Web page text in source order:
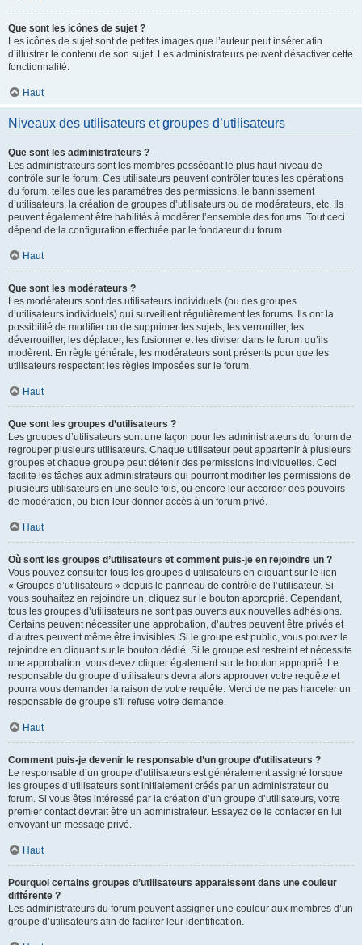
Que sont les icônes de sujet ?
Les icônes de sujet sont de petites images que l’auteur peut insérer afin
d’illustrer le contenu de son sujet. Les administrateurs peuvent désactiver cette
fonctionnalité.
Haut
Niveaux des utilisateurs et groupes d’utilisateurs
Que sont les administrateurs ?
Les administrateurs sont les membres possédant le plus haut niveau de
contrôle sur le forum. Ces utilisateurs peuvent contrôler toutes les opérations
du forum, telles que les paramètres des permissions, le bannissement
d’utilisateurs, la création de groupes d’utilisateurs ou de modérateurs, etc. Ils
peuvent également être habilités à modérer l’ensemble des forums. Tout ceci
dépend de la configuration effectuée par le fondateur du forum.
Haut
Que sont les modérateurs ?
Les modérateurs sont des utilisateurs individuels (ou des groupes
d’utilisateurs individuels) qui surveillent régulièrement les forums. Ils ont la
possibilité de modifier ou de supprimer les sujets, les verrouiller, les
déverrouiller, les déplacer, les fusionner et les diviser dans le forum qu’ils
modèrent. En règle générale, les modérateurs sont présents pour que les
utilisateurs respectent les règles imposées sur le forum.
Haut
Que sont les groupes d’utilisateurs ?
Les groupes d’utilisateurs sont une façon pour les administrateurs du forum de
regrouper plusieurs utilisateurs. Chaque utilisateur peut appartenir à plusieurs
groupes et chaque groupe peut détenir des permissions individuelles. Ceci
facilite les tâches aux administrateurs qui pourront modifier les permissions de
plusieurs utilisateurs en une seule fois, ou encore leur accorder des pouvoirs
de modération, ou bien leur donner accès à un forum privé.
Haut
Où sont les groupes d’utilisateurs et comment puis-je en rejoindre un ?
Vous pouvez consulter tous les groupes d’utilisateurs en cliquant sur le lien
« Groupes d’utilisateurs » depuis le panneau de contrôle de l’utilisateur. Si
vous souhaitez en rejoindre un, cliquez sur le bouton approprié. Cependant,
tous les groupes d’utilisateurs ne sont pas ouverts aux nouvelles adhésions.
Certains peuvent nécessiter une approbation, d’autres peuvent être privés et
d’autres peuvent même être invisibles. Si le groupe est public, vous pouvez le
rejoindre en cliquant sur le bouton dédié. Si le groupe est restreint et nécessite
une approbation, vous devez cliquer également sur le bouton approprié. Le
responsable du groupe d’utilisateurs devra alors approuver votre requête et
pourra vous demander la raison de votre requête. Merci de ne pas harceler un
responsable de groupe s’il refuse votre demande.
Haut
Comment puis-je devenir le responsable d’un groupe d’utilisateurs ?
Le responsable d’un groupe d’utilisateurs est généralement assigné lorsque
les groupes d’utilisateurs sont initialement créés par un administrateur du
forum. Si vous êtes intéressé par la création d’un groupe d’utilisateurs, votre
premier contact devrait être un administrateur. Essayez de le contacter en lui
envoyant un message privé.
Haut
Pourquoi certains groupes d’utilisateurs apparaissent dans une couleur
différente ?
Les administrateurs du forum peuvent assigner une couleur aux membres d’un
groupe d’utilisateurs afin de faciliter leur identification.